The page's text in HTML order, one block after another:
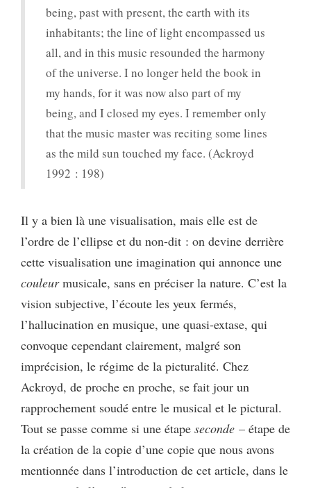
being, past with present, the earth with its
inhabitants; the line of light encompassed us
all, and in this music resounded the harmony
of the universe. I no longer held the book in
my hands, for it was now also part of my
being, and I closed my eyes. I remember only
that the music master was reciting some lines
as the mild sun touched my face. (Ackroyd
1992 : 198)
Il y a bien là une visualisation, mais elle est de
l’ordre de l’ellipse et du non-dit : on devine derrière
cette visualisation une imagination qui annonce une
couleurmusicale, sans en préciser la nature. C’est la
vision subjective, l’écoute les yeux fermés,
l’hallucination en musique, une quasi-extase, qui
convoque cependant clairement, malgré son
imprécision, le régime de la picturalité. Chez
Ackroyd, de proche en proche, se fait jour un
rapprochement soudé entre le musical et le pictural.
Tout se passe comme si une étape seconde – étape de
la création de la copie d’une copie que nous avons
mentionnée dans l’introduction de cet article, dans le